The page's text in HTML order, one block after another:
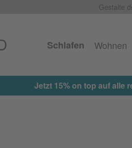
Gestalte
Schlafen Wohnen
reduzierten Artikel erhalten ★